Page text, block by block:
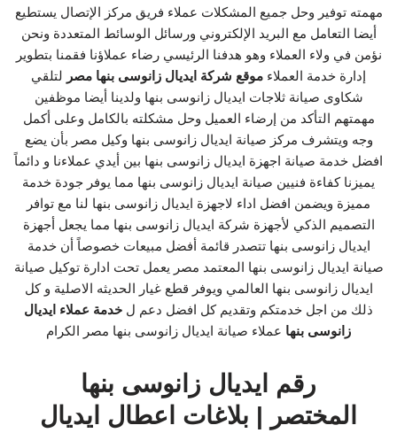
مهمته توفير وحل جميع المشكلات عملاء فريق مركز الإتصال يستطيع
أيضا التعامل مع البريد الإلكتروني ورسائل الوسائط المتعددة ونحن
نؤمن في ولاء العملاء وهو هدفنا الرئيسي رضاء عملاؤنا فقمنا بتطوير
إدارة خدمة العملاء موقع شركة ايديال زانوسى بنها مصر لتلقي
شكاوى صيانة ثلاجات ايديال زانوسى بنها ولدينا أيضا موظفين
مهمتهم التأكد من إرضاء العميل وحل مشكلته بالكامل وعلى أكمل
وجه ويتشرف مركز صيانة ايديال زانوسى بنها وكيل مصر بأن يضع
افضل خدمة صيانة اجهزة ايديال زانوسى بنها بين أيدي عملاءنا و دائماً
يميزنا كفاءة فنيين صيانة ايديال زانوسى بنها مما يوفر جودة خدمة
مميزة ويضمن افضل اداء لاجهزة ايديال زانوسى بنها لنا مع توافر
التصميم الذكي لأجهزة شركة ايديال زانوسى بنها مما يجعل أجهزة
ايديال زانوسى بنها تتصدر قائمة أفضل مبيعات خصوصاً أن خدمة
صيانة ايديال زانوسى بنها المعتمد مصر يعمل تحت ادارة توكيل صيانة
ايديال زانوسى بنها العالمي ويوفر قطع غيار الحديثه الاصلية و كل
ذلك من اجل خدمتكم وتقديم كل افضل دعم ل خدمة عملاء ايديال
زانوسى بنها عملاء صيانة ايديال زانوسى بنها مصر الكرام
رقم ايديال زانوسى بنها
المختصر | بلاغات اعطال ايديال